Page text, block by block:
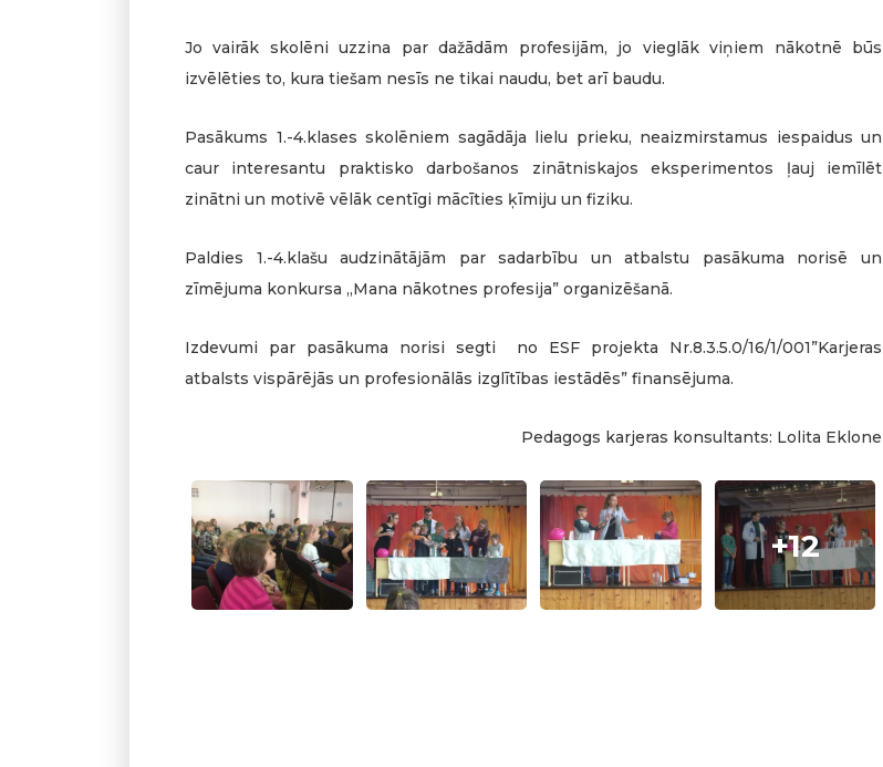
Jo vairāk skolēni uzzina par dažādām profesijām, jo vieglāk viņiem nākotnē būs
izvēlēties to, kura tiešam nesīs ne tikai naudu, bet arī baudu.
Pasākums 1.-4.klases skolēniem sagādāja lielu prieku, neaizmirstamus iespaidus un
caur interesantu praktisko darbošanos zinātniskajos eksperimentos ļauj iemīlēt
zinātni un motivē vēlāk centīgi mācīties ķīmiju un fiziku.
Paldies 1.-4.klašu audzinātājām par sadarbību un atbalstu pasākuma norisē un
zīmējuma konkursa „Mana nākotnes profesija” organizēšanā.
Izdevumi par pasākuma norisi segti no ESF projekta Nr.8.3.5.0/16/1/001”Karjeras
atbalsts vispārējās un profesionālās izglītības iestādēs” finansējuma.
Pedagogs karjeras konsultants: Lolita Eklone
+12